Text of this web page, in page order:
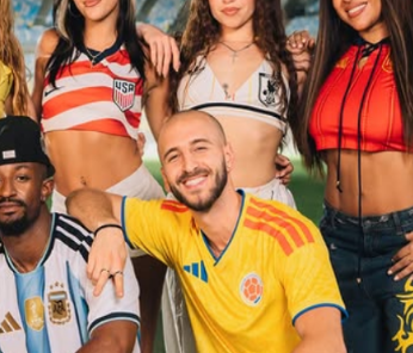
Contenido patrocinado
Instagram